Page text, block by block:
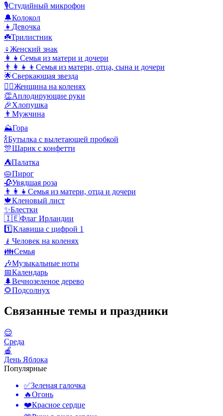
🎙️Студийный микрофон
🔔Колокол
👧 Девочка
☘️Трилистник
♀️Женский знак
👩‍👧 Семья из матери и дочери
👨‍👩‍👧‍👦 Семья из матери, отца, сына и дочери
🌟Сверкающая звезда
🧎‍♀️Женщина на коленях
👏Аплодирующие руки
🎉Хлопушка
👨 Мужчина
⛰️Гора
🍾Бутылка с вылетающей пробкой
🎊Шарик с конфетти
⛺Палатка
🥧Пирог
🥀Увядшая роза
👨‍👩‍👧 Семья из матери, отца и дочери
🍁Кленовый лист
✨Блестки
🇮🇪Флаг Ирландии
1️⃣Клавиша с цифрой 1
🧎 Человек на коленях
👪Семья
🎶Музыкальные ноты
📅Календарь
🌲Вечнозеленое дерево
🌻Подсолнух
Связанные темы и праздники
😌
Среда
🍎
День Яблока
Популярные
✅Зеленая галочка
🔥Огонь
❤️Красное сердце